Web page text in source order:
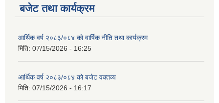
बजेट तथा कार्यक्रम
आर्थिक वर्ष २०८३/०८४ को वार्षिक नीति तथा कार्यक्रम
मिति: 07/15/2026 - 16:25
आर्थिक वर्ष २०८३/०८४ को बजेट वक्तव्य
मिति: 07/15/2026 - 16:17